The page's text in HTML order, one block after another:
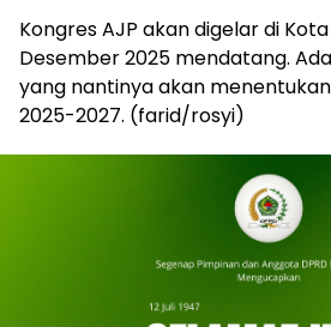
Kongres AJP akan digelar di
Desember 2025 mendatang.
yang nantinya akan
2025-2027. (farid/rosyi)